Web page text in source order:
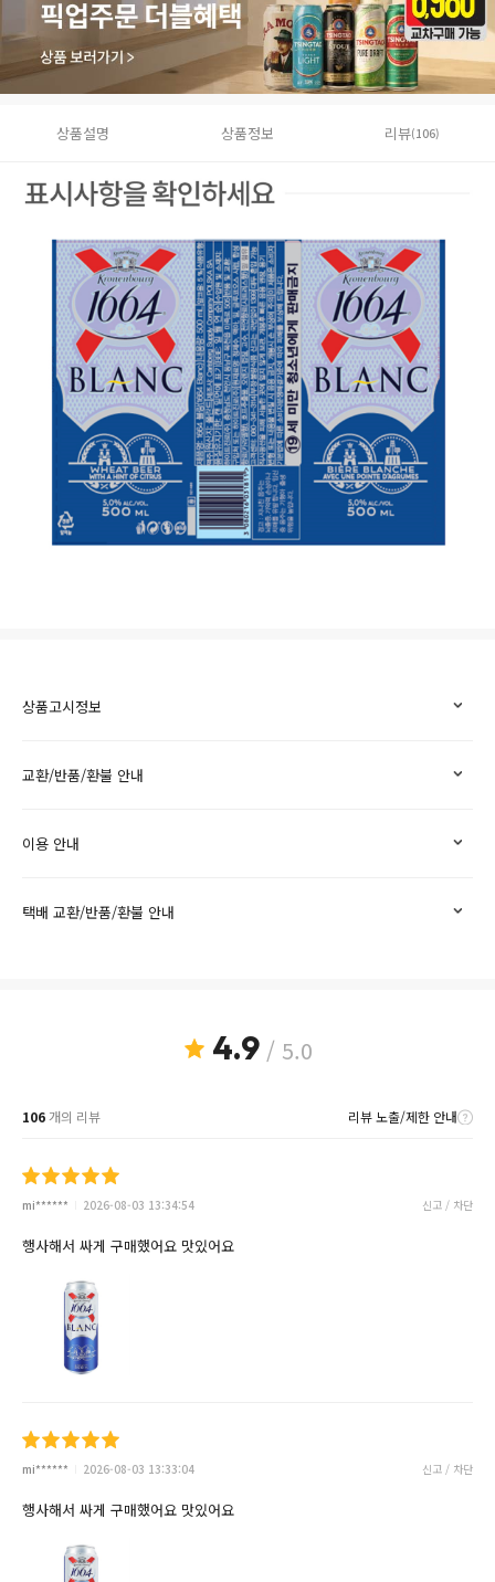
상품설명 상품정보 리뷰(106)
상품고시정보
교환/반품/환불 안내
이용 안내
택배 교환/반품/환불 안내
4.9/ 5.0
106개의 리뷰 리뷰 노출/제한 안내
mi****** 2026-08-03 13:34:54 신고 / 차단
행사해서 싸게 구매했어요 맛있어요
mi****** 2026-08-03 13:33:04 신고 / 차단
행사해서 싸게 구매했어요 맛있어요